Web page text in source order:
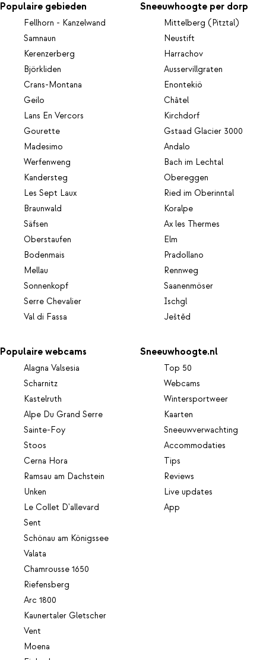
Populaire gebieden
Fellhorn - Kanzelwand
Samnaun
Kerenzerberg
Björkliden
Crans-Montana
Geilo
Lans En Vercors
Gourette
Madesimo
Werfenweng
Kandersteg
Les Sept Laux
Braunwald
Säfsen
Oberstaufen
Bodenmais
Mellau
Sonnenkopf
Serre Chevalier
Val di Fassa
Sneeuwhoogte per dorp
Mittelberg (Pitztal)
Neustift
Harrachov
Ausservillgraten
Enontekiö
Châtel
Kirchdorf
Gstaad Glacier 3000
Andalo
Bach im Lechtal
Obereggen
Ried im Oberinntal
Koralpe
Ax les Thermes
Elm
Pradollano
Rennweg
Saanenmöser
Ischgl
Ještěd
Populaire webcams
Alagna Valsesia
Scharnitz
Kastelruth
Alpe Du Grand Serre
Sainte-Foy
Stoos
Cerna Hora
Ramsau am Dachstein
Unken
Le Collet D'allevard
Sent
Schönau am Königssee
Valata
Chamrousse 1650
Riefensberg
Arc 1800
Kaunertaler Gletscher
Vent
Moena
Sneeuwhoogte.nl
Top 50
Webcams
Wintersportweer
Kaarten
Sneeuwverwachting
Accommodaties
Tips
Reviews
Live updates
App